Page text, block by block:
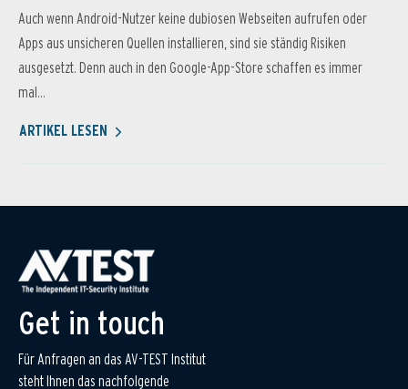
Auch wenn Android-Nutzer keine dubiosen Webseiten aufrufen oder
Apps aus unsicheren Quellen installieren, sind sie ständig Risiken
ausgesetzt. Denn auch in den Google-App-Store schaffen es immer
mal...
ARTIKEL LESEN
Get in touch
Für Anfragen an das AV-TEST Institut
steht Ihnen das nachfolgende